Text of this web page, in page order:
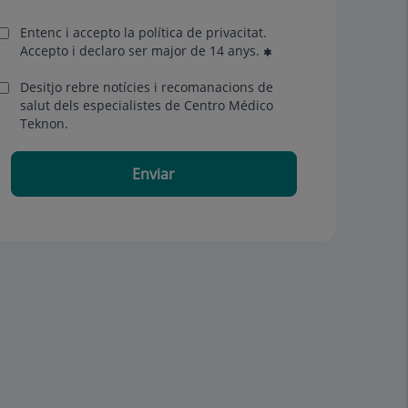
Entenc i accepto la política de privacitat.
Accepto i declaro ser major de 14 anys.
Desitjo rebre notícies i recomanacions de
salut dels especialistes de Centro Médico
Teknon.
Enviar